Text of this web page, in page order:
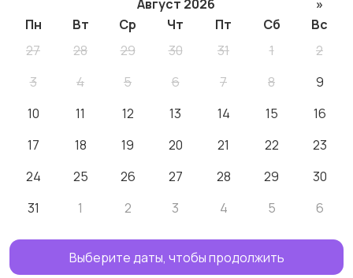
Август 2026
»
Пн
Вт Ср Чт Пт Сб
Вс
27
28 29 30 31 1
2
3
4 5 6 7 8
9
10
11 12 13 14 15
16
17
18 19 20 21 22
23
24
25 26 27 28 29
30
31
1 2 3 4 5 6
Выберите даты, чтобы продолжить